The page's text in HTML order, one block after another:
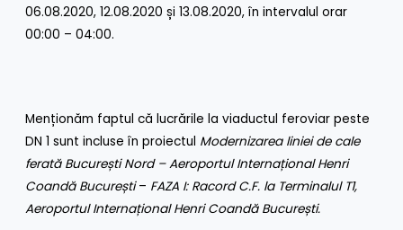
06.08.2020, 12.08.2020 și 13.08.2020, în intervalul orar
00:00 – 04:00.
Menționăm faptul că lucrările la viaductul feroviar peste
DN 1 sunt incluse în proiectul Modernizarea liniei de cale
ferată București Nord – Aeroportul Internațional Henri
Coandă București– FAZA I: Racord C.F. la Terminalul T1,
Aeroportul Internațional Henri Coandă București.